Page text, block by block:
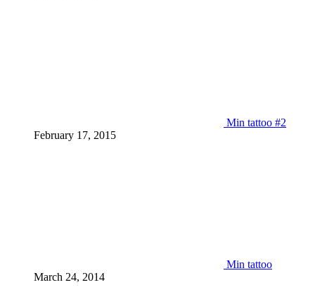
Min tattoo #2
February 17, 2015
Min tattoo
March 24, 2014